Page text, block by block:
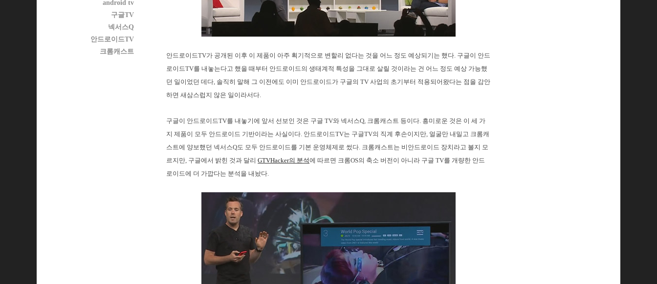
안드로이드TV가 공개된 이후 이 제품이 아주 획기적으로 변할리 없다는 것을 어느 정도 예상되기는 했다. 구글이 안드
로이드TV를 내놓는다고 했을 때부터 안드로이드의 생태계적 특성을 그대로 살릴 것이라는 건 어느 정도 예상 가능했
던 일이었던 데다, 솔직히 말해 그 이전에도 이미 안드로이드가 구글의 TV 사업의 초기부터 적용되어왔다는 점을 감안
하면 새삼스럽지 않은 일이라서다.
구글이 안드로이드TV를 내놓기에 앞서 선보인 것은 구글 TV와 넥서스Q, 크롬캐스트 등이다. 흥미로운 것은 이 세 가
지 제품이 모두 안드로이드 기반이라는 사실이다. 안드로이드TV는 구글TV의 직계 후손이지만, 얼굴만 내밀고 크롬캐
스트에 양보했던 넥서스Q도 모두 안드로이드를 기본 운영체제로 썼다. 크롬캐스트는 비안드로이드 장치라고 볼지 모
르지만, 구글에서 밝힌 것과 달리GTVHacker의 분석에 따르면 크롬OS의 축소 버전이 아니라 구글 TV를 개량한 안드
로이드에 더 가깝다는 분석을 내놨다.
android tv
구글TV
넥서스Q
안드로이드TV
크롬캐스트